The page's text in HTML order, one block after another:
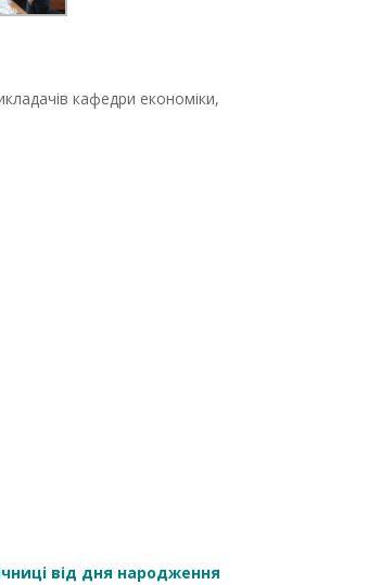
кафедри економіки,
від дня народження